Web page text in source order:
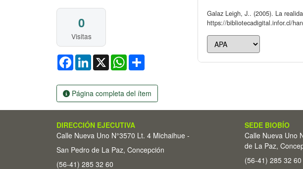
0
Visitas
FacebookLinkedIn
X WhatsApp
Página completa del ítem
Galaz Leigh, J.. (2005). La
https://bibliotecadigital.infor.cl/
DIRECCIÓN EJECUTIVA
Calle Nueva Uno N°3570 Lt. 4 Michaihue -
San Pedro de La Paz, Concepción
(56-41) 285 32 60
SEDE BIOBÍO
Calle Nueva Uno
de La Paz,
(56-41) 285 32 60